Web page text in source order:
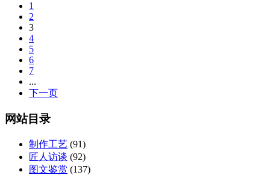
1
2
3
4
5
6
7
...
下一页
网站目录
制作工艺 (91)
匠人访谈 (92)
图文鉴赏 (137)